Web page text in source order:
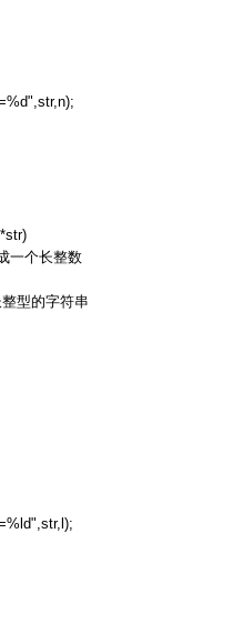
一个长整数
型的字符串